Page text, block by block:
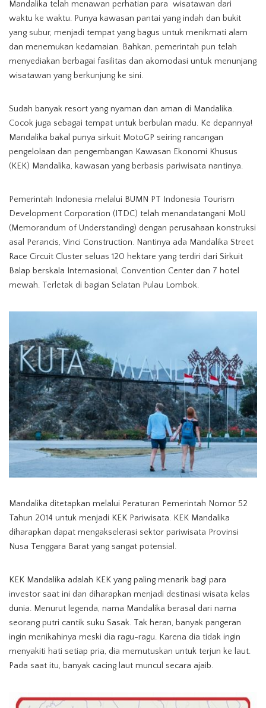
Mandalika telah menawan perhatian para wisatawan dari
waktu ke waktu. Punya kawasan pantai yang indah dan bukit
yang subur, menjadi tempat yang bagus untuk menikmati alam
dan menemukan kedamaian. Bahkan, pemerintah pun telah
menyediakan berbagai fasilitas dan akomodasi untuk menunjang
wisatawan yang berkunjung ke sini.
Sudah banyak resort yang nyaman dan aman di Mandalika.
Cocok juga sebagai tempat untuk berbulan madu. Ke depannya!
Mandalika bakal punya sirkuit MotoGP seiring rancangan
pengelolaan dan pengembangan Kawasan Ekonomi Khusus
(KEK) Mandalika, kawasan yang berbasis pariwisata nantinya.
Pemerintah Indonesia melalui BUMN PT Indonesia Tourism
Development Corporation (ITDC) telah menandatangani MoU
(Memorandum of Understanding) dengan perusahaan konstruksi
asal Perancis, Vinci Construction. Nantinya ada Mandalika Street
Race Circuit Cluster seluas 120 hektare yang terdiri dari Sirkuit
Balap berskala Internasional, Convention Center dan 7 hotel
mewah. Terletak di bagian Selatan Pulau Lombok.
Mandalika ditetapkan melalui Peraturan Pemerintah Nomor 52
Tahun 2014 untuk menjadi KEK Pariwisata. KEK Mandalika
diharapkan dapat mengakselerasi sektor pariwisata Provinsi
Nusa Tenggara Barat yang sangat potensial.
KEK Mandalika adalah KEK yang paling menarik bagi para
investor saat ini dan diharapkan menjadi destinasi wisata kelas
dunia. Menurut legenda, nama Mandalika berasal dari nama
seorang putri cantik suku Sasak. Tak heran, banyak pangeran
ingin menikahinya meski dia ragu-ragu. Karena dia tidak ingin
menyakiti hati setiap pria, dia memutuskan untuk terjun ke laut.
Pada saat itu, banyak cacing laut muncul secara ajaib.